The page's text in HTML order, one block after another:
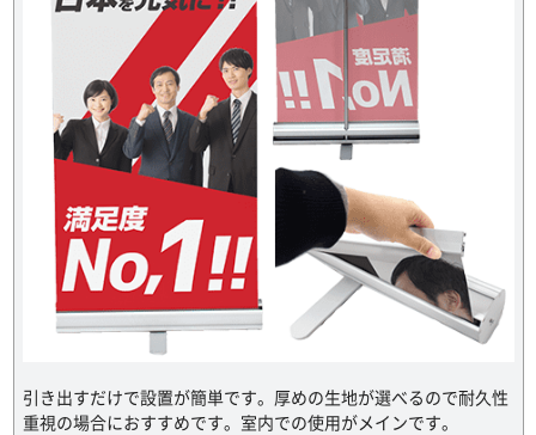
引き出すだけで設置が簡単です。厚めの生地が選べるので耐久性
重視の場合におすすめです。室内での使用がメインです。